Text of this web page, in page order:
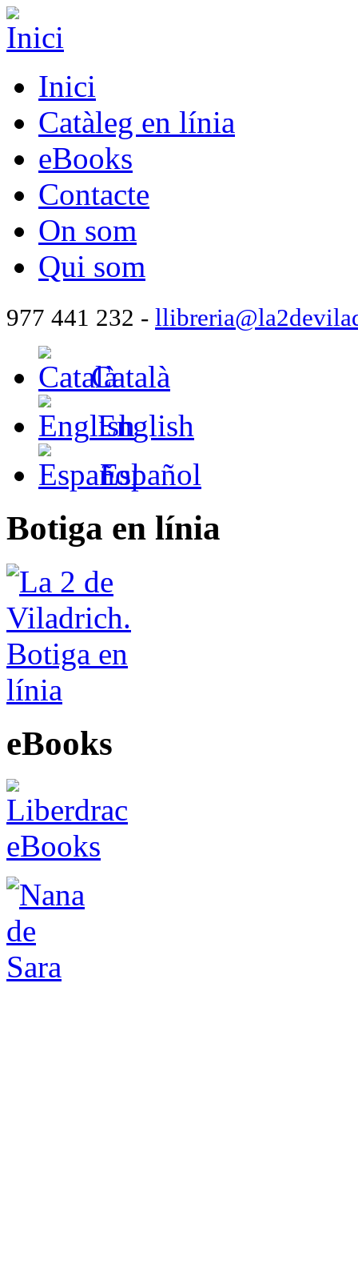
Inici
Catàleg en línia
eBooks
Contacte
On som
Qui som
977 441 232 -
Català
English
Español
Botiga en línia
eBooks